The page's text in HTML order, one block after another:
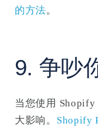
的方法。
9. 争吵
当您使用
大影响。 Shopify